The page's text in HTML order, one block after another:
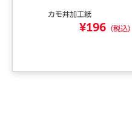
カモ井加工紙
¥196 （税込）